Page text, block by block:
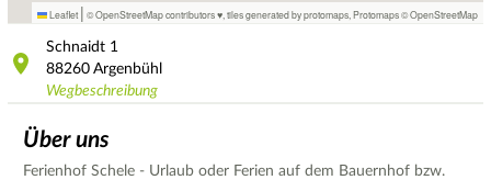
Leaflet | © OpenStreetMap contributors ♥, tiles generated by protomaps Protomaps©OpenStreetMap
Schnaidt 1
88260 Argenbühl
Wegbeschreibung
Über uns
Ferienhof Schele - Urlaub oder Ferien auf dem Bauernhof bzw.